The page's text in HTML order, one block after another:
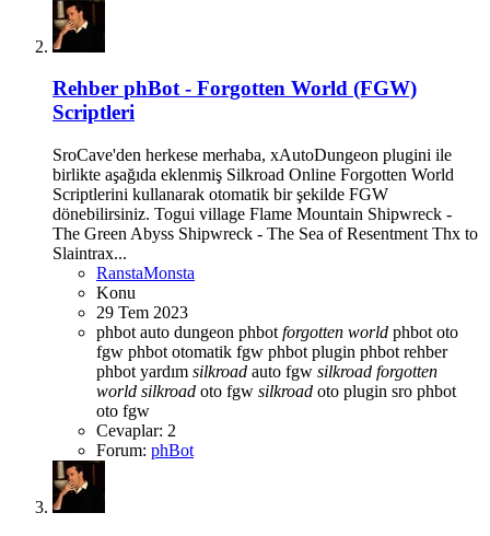
Rehber phBot - Forgotten World (FGW)
Scriptleri
SroCave'den herkese merhaba, xAutoDungeon plugini ile
birlikte aşağıda eklenmiş Silkroad Online Forgotten World
Scriptlerini kullanarak otomatik bir şekilde FGW
dönebilirsiniz. Togui village Flame Mountain Shipwreck -
The Green Abyss Shipwreck - The Sea of Resentment Thx to
Slaintrax...
RanstaMonsta
Konu
29 Tem 2023
phbot auto dungeon phbot forgotten world phbot oto
fgw phbot otomatik fgw phbot plugin phbot rehber
phbot yardım silkroad auto fgw silkroad forgotten
world silkroad oto fgw silkroad oto plugin sro phbot
oto fgw
Cevaplar: 2
Forum: phBot